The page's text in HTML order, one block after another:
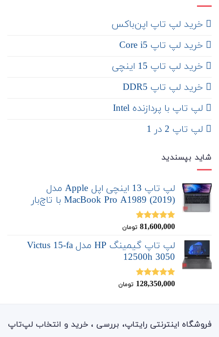
‌ خرید لپ تاپ اپن‌باکس
خرید لپ تاپ Core i5
‌‌ خرید لپ تاپ 15 اینچی
خرید لپ تاپ DDR5
لپ تاپ با پردازنده Intel
لپ تاپ 2 در 1
شاید بپسندید
لپ تاپ 13 اینچی اپل Apple مدل
MacBook Pro A1989 (2019) با تاچ‌بار
نمره5.00
81,600,000 تومان
لپ تاپ گیمینگ HP مدل Victus 15-fa
12500h 3050
نمره5.00
128,350,000 تومان
فروشگاه اینترنتی رایتاپ، بررسی ، خرید و انتخاب لپ‌تاپ